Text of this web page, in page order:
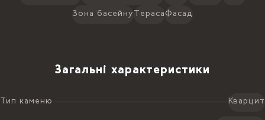
Зона басейну Тераса Фасад
Загальні характеристики
Тип каменю Кварцит